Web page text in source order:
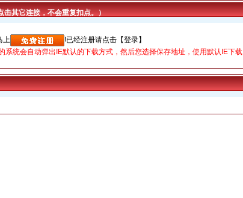
击其它连接，不会重复扣点。）
上
!已经注册请点击【登录】
统会自动弹出IE默认的下载方式，然后您选择保存地址，使用默认IE下载